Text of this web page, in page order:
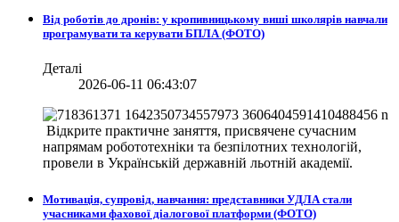
Від роботів до дронів: у кропивницькому виші школярів навчали
програмувати та керувати БПЛА (ФОТО)
Деталі
2026-06-11 06:43:07
Відкрите практичне заняття, присвячене сучасним
напрямам робототехніки та безпілотних технологій,
провели в Українській державній льотній академії.
Мотивація, супровід, навчання: представники УДЛА стали
учасниками фахової діалогової платформи (ФОТО)